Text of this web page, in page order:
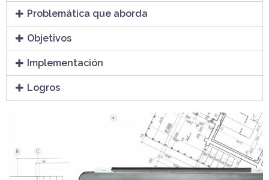
Problemática que aborda
Objetivos
Implementación
Logros